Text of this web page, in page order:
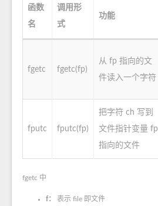
函数
名
调用形
式
功能
fgetc fgetc(fp)
从 fp 指向的文
件读入一个字符
fputc fputc(fp)
把字符 ch 写到
文件指针变量 fp
指向的文件
fgetc 中
f：
表示 file 即文件